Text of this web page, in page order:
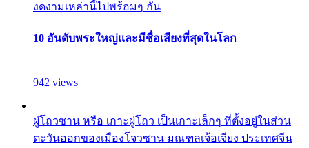
งดงามเหล่านี้ไปพร้อมๆ กัน
10 อันดับพระใหญ่และมีชื่อเสียงที่สุดในโลก
942 views
ผู่โถวซาน หรือ เกาะผู่โถว เป็นเกาะเล็กๆ ที่ตั้งอยู่ในส่วน
ตะวันออกของเมืองโจวซาน มณฑลเจ้อเจียง ประเทศจีน